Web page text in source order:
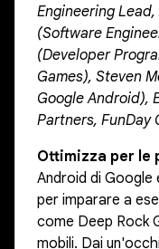
Engineering
(Software
(Developer
Games), Steven
Google Android),
Partners, FunDay
Ottimizza per le
Android di Google
per imparare a
come Deep Rock
mobili. Dai